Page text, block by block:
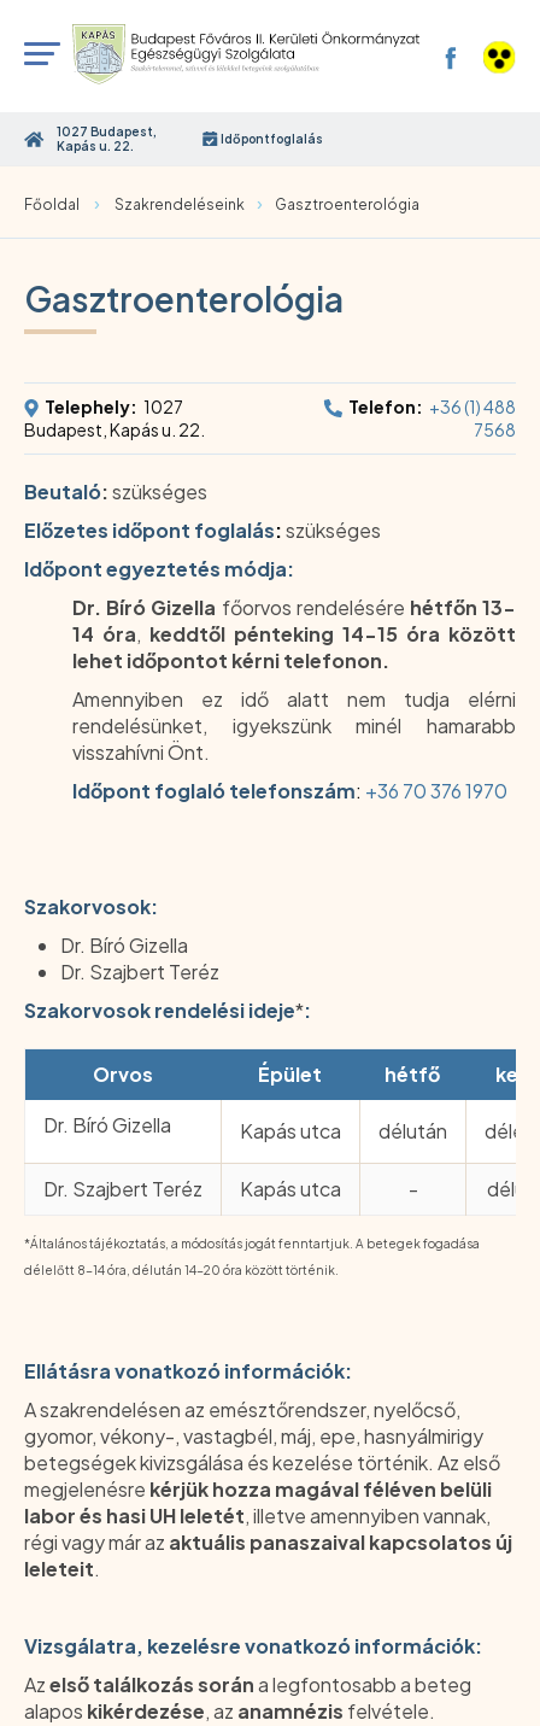
1027 Budapest,
Kapás u. 22.
Időpontfoglalás
Főoldal › Szakrendeléseink › Gasztroenterológia
Gasztroenterológia
Telephely: 1027
Budapest, Kapás u. 22.
Telefon: +36 (1) 488
7568
Beutaló:szükséges
Előzetes időpont foglalás:szükséges
Időpont egyeztetés módja:
Dr. Bíró Gizella főorvos rendelésére hétfőn 13-
14 óra, keddtől pénteking 14-15 óra között
lehet időpontot kérni telefonon.
Amennyiben ez idő alatt nem tudja elérni
rendelésünket, igyekszünk minél hamarabb
visszahívni Önt.
Időpont foglaló telefonszám: +36 70 376 1970
Szakorvosok:
Dr. Bíró Gizella
Dr. Szajbert Teréz
Szakorvosok rendelési ideje*:
Orvos Épület hétfő
Dr. Bíró Gizella
Kapás utca délután
Dr. Szajbert Teréz Kapás utca -
*Általános tájékoztatás, a módosítás jogát fenntartjuk. A betegek fogadása
délelőtt 8-14 óra, délután 14-20 óra között történik.
Ellátásra vonatkozó információk:
A szakrendelésen az emésztőrendszer, nyelőcső,
gyomor, vékony-, vastagbél, máj, epe, hasnyálmirigy
betegségek kivizsgálása és kezelése történik. Az első
megjelenésre kérjük hozza magával féléven belüli
labor és hasi UH leletét, illetve amennyiben vannak,
régi vagy már az aktuális panaszaival kapcsolatos új
leleteit.
Vizsgálatra, kezelésre vonatkozó információk:
Azelső találkozás sorána legfontosabb a beteg
alapos kikérdezése, az anamnézis felvétele.